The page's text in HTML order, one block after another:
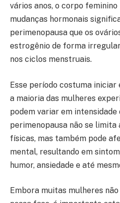
vários anos, o corpo
mudanças hormonais
perimenopausa que os
estrogênio de forma
nos ciclos menstruais.
Esse período costuma iniciar
a maioria das mulheres
podem variar em intensidade
perimenopausa não se limita
físicas, mas também pode
mental, resultando em
humor, ansiedade e até
Embora muitas mulheres